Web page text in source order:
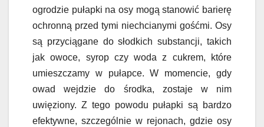
ogrodzie pułapki na osy mogą stanowić barierę
ochronną przed tymi niechcianymi gośćmi. Osy
są przyciągane do słodkich substancji, takich
jak owoce, syrop czy woda z cukrem, które
umieszczamy w pułapce. W momencie, gdy
owad wejdzie do środka, zostaje w nim
uwięziony. Z tego powodu pułapki są bardzo
efektywne, szczególnie w rejonach, gdzie osy